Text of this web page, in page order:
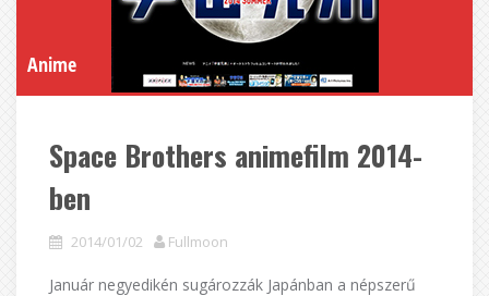
Anime
Space Brothers animefilm 2014-
ben
2014/01/02 Fullmoon
Január negyedikén sugározzák Japánban a népszerű